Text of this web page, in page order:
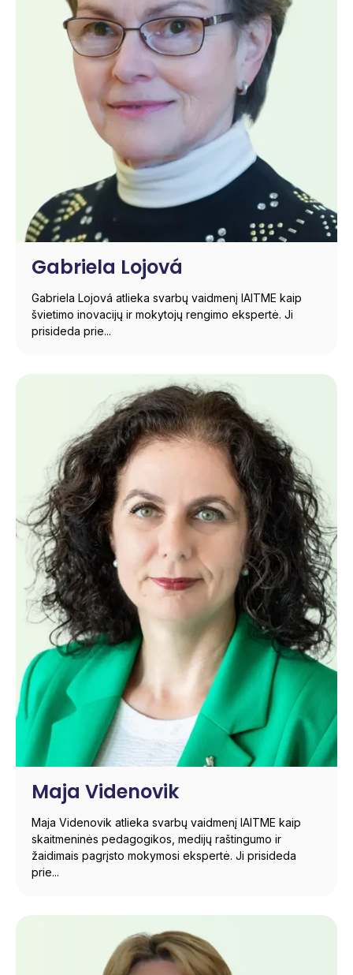
Gabriela Lojová
Gabriela Lojová atlieka svarbų vaidmenį IAITME kaip
švietimo inovacijų ir mokytojų rengimo ekspertė. Ji
prisideda prie...
Maja Videnovik
Maja Videnovik atlieka svarbų vaidmenį IAITME kaip
skaitmeninės pedagogikos, medijų raštingumo ir
žaidimais pagrįsto mokymosi ekspertė. Ji prisideda
prie...